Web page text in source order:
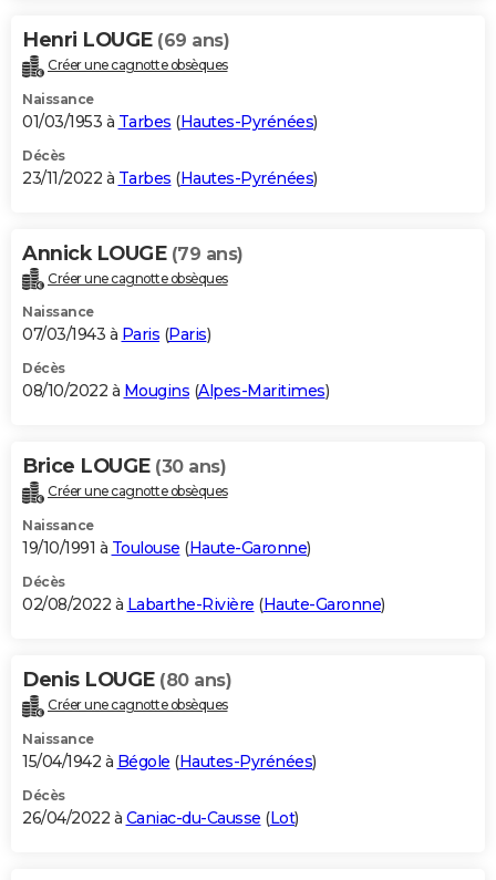
Henri LOUGE (69 ans)
Créer une cagnotte obsèques
Naissance
01/03/1953 à Tarbes (Hautes-Pyrénées)
Décès
23/11/2022 à Tarbes (Hautes-Pyrénées)
Annick LOUGE (79 ans)
Créer une cagnotte obsèques
Naissance
07/03/1943 à Paris (Paris)
Décès
08/10/2022 à Mougins (Alpes-Maritimes)
Brice LOUGE (30 ans)
Créer une cagnotte obsèques
Naissance
19/10/1991 à Toulouse (Haute-Garonne)
Décès
02/08/2022 à Labarthe-Rivière (Haute-Garonne)
Denis LOUGE (80 ans)
Créer une cagnotte obsèques
Naissance
15/04/1942 à Bégole (Hautes-Pyrénées)
Décès
26/04/2022 à Caniac-du-Causse (Lot)